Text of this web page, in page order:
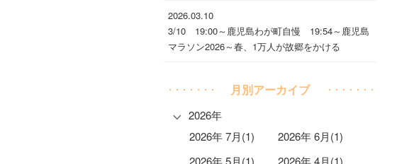
2026.03.10
3/10 19:00～鹿児島わが町自慢 19:54～鹿児島
マラソン2026～春、1万人が故郷をかける
月別アーカイブ
2026年
2026年 7月(1)
2026年 6月(1)
2026年 5月(1)
2026年 4月(1)